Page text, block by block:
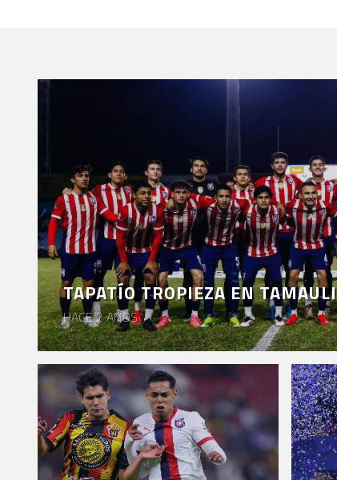
TAPATÍO TROPIEZA EN
HACE 2 AÑOS